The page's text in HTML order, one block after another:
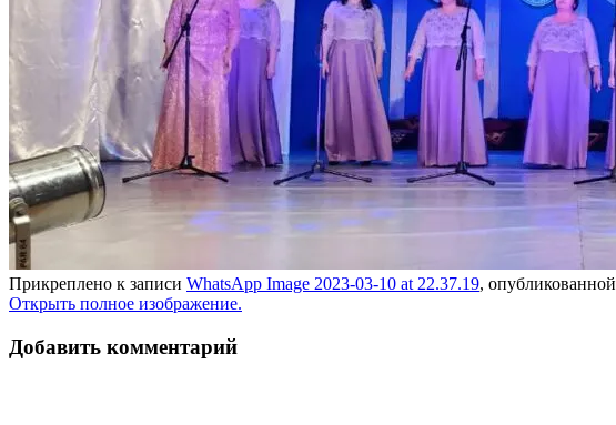
Прикреплено к записи WhatsApp Image 2023-03-10 at 22.37.19, опубликованной
Открыть полное изображение.
Добавить комментарий